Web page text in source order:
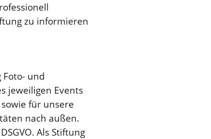
zu informieren
und
jeweiligen Events
für unsere
nach außen.
Als Stiftung